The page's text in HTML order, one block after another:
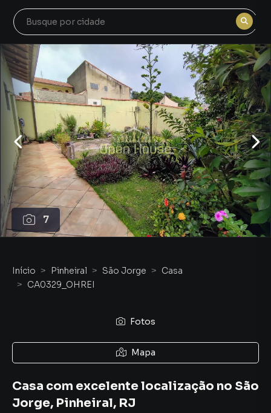
7
Início Pinheiral São Jorge
Casa
CA0329_OHREI
Fotos
Mapa
Casa com excelente localização no São
Jorge, Pinheiral, RJ